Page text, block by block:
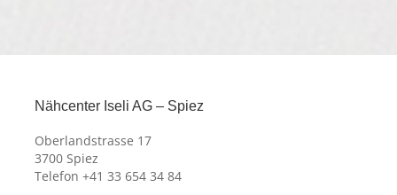
Nähcenter Iseli AG – Spiez
Oberlandstrasse 17
3700 Spiez
Telefon +41 33 654 34 84